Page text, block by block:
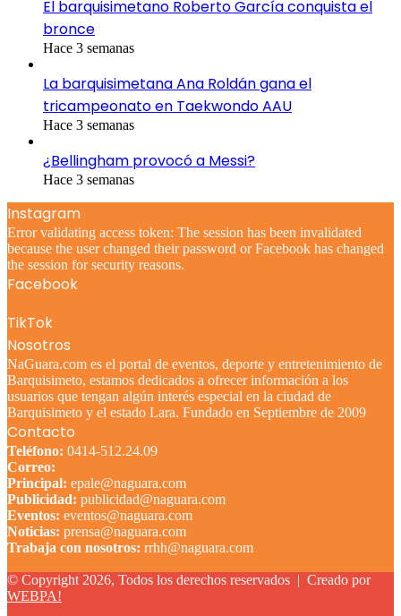
El barquisimetano Roberto García conquista el
bronce
Hace 3 semanas
La barquisimetana Ana Roldán gana el
tricampeonato en Taekwondo AAU
Hace 3 semanas
¿Bellingham provocó a Messi?
Hace 3 semanas
Instagram
Error validating access token: The session has been invalidated
because the user changed their password or Facebook has changed
the session for security reasons.
Facebook
TikTok
Nosotros
NaGuara.com es el portal de eventos, deporte y entretenimiento de
Barquisimeto, estamos dedicados a ofrecer información a los
usuarios que tengan algún interés especial en la ciudad de
Barquisimeto y el estado Lara. Fundado en Septiembre de 2009
Contacto
Teléfono: 0414-512.24.09
Correo:
Principal: epale@naguara.com
Publicidad: publicidad@naguara.com
Eventos: eventos@naguara.com
Noticias: prensa@naguara.com
Trabaja con nosotros: rrhh@naguara.com
© Copyright 2026, Todos los derechos reservados | Creado por
WEBPA!